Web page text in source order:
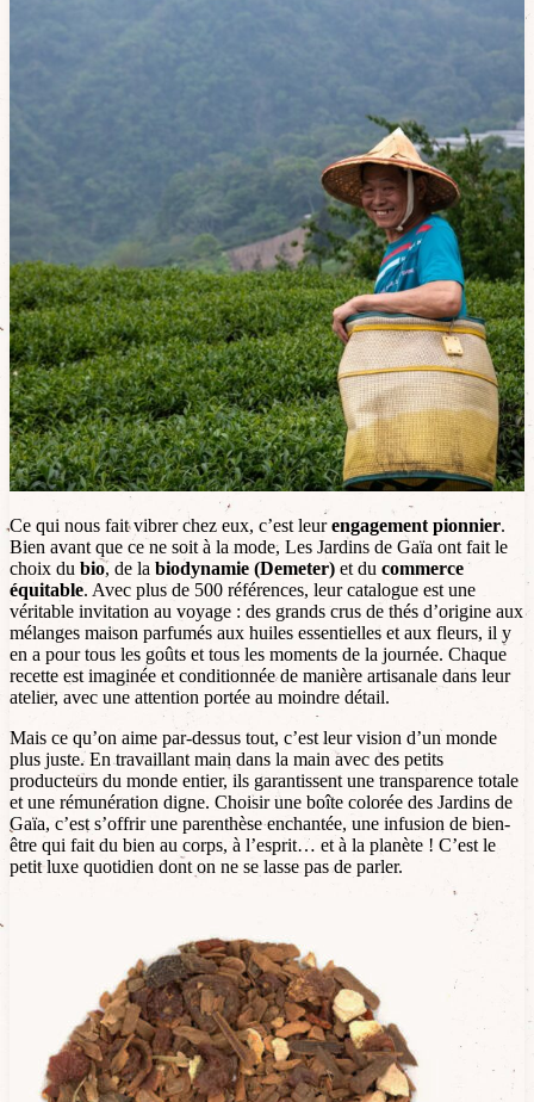
Ce qui nous fait vibrer chez eux, c’est leurengagement pionnier.
Bien avant que ce ne soit à la mode, Les Jardins de Gaïa ont fait le
choix du bio, de la biodynamie (Demeter) et du commerce
équitable. Avec plus de 500 références, leur catalogue est une
véritable invitation au voyage : des grands crus de thés d’origine aux
mélanges maison parfumés aux huiles essentielles et aux fleurs, il y
en a pour tous les goûts et tous les moments de la journée. Chaque
recette est imaginée et conditionnée de manière artisanale dans leur
atelier, avec une attention portée au moindre détail.
Mais ce qu’on aime par-dessus tout, c’est leur vision d’un monde
plus juste. En travaillant main dans la main avec des petits
producteurs du monde entier, ils garantissent une transparence totale
et une rémunération digne. Choisir une boîte colorée des Jardins de
Gaïa, c’est s’offrir une parenthèse enchantée, une infusion de bien-
être qui fait du bien au corps, à l’esprit… et à la planète ! C’est le
petit luxe quotidien dont on ne se lasse pas de parler.